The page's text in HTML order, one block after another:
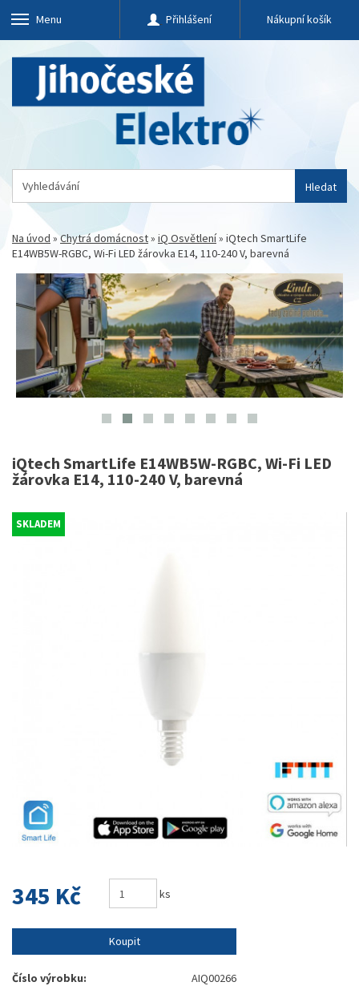
Menu Přihlášení Nákupní košík
Hledat
Na úvod »Chytrá domácnost» iQ Osvětlení» iQtech SmartLife
E14WB5W-RGBC, Wi-Fi LED žárovka E14, 110-240 V, barevná
iQtech SmartLife E14WB5W-RGBC, Wi-Fi LED
žárovka E14, 110-240 V, barevná
SKLADEM
345 Kč ks
Koupit
Číslo výrobku:
AIQ00266